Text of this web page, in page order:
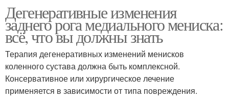
Дегенеративные изменения
заднего рога медиального мениска:
всё, что вы должны знать
Терапия дегенеративных изменений менисков
коленного сустава должна быть комплексной.
Консервативное или хирургическое лечение
применяется в зависимости от типа повреждения.